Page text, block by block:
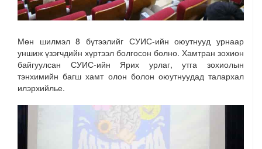
Мөн шилмэл 8 бүтээлийг СУИС-ийн оюутнууд урнаар
уншиж үзэгчдийн хүртээл болгосон болно. Хамтран зохион
байгуулсан СУИС-ийн Ярих урлаг, утга зохиолын
тэнхимийн багш хамт олон болон оюутнуудад талархал
илэрхийлье.